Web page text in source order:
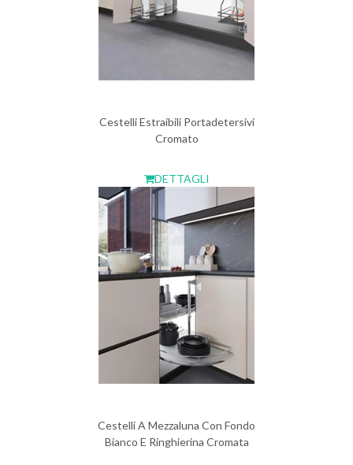
Cestelli Estraibili Portadetersivi
Cromato
DETTAGLI
Cestelli A Mezzaluna Con Fondo
Bianco E Ringhierina Cromata